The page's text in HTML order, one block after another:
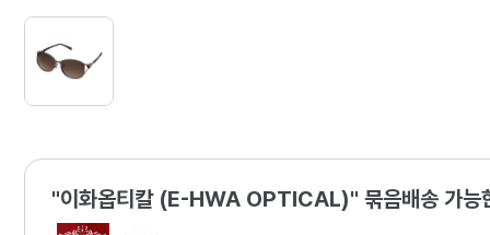
"이화옵티칼 (E-HWA OPTICAL)" 묶음배송 가능